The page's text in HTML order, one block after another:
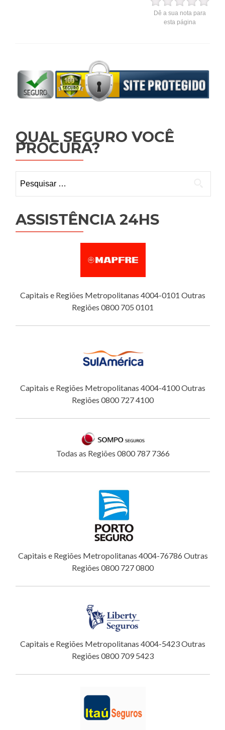
Dê a sua nota para
esta página
QUAL SEGURO VOCÊ
PROCURA?
por:
ASSISTÊNCIA 24HS
Capitais e Regiões Metropolitanas 4004-0101 Outras
Regiões 0800 705 0101
Capitais e Regiões Metropolitanas 4004-4100 Outras
Regiões 0800 727 4100
Todas as Regiões 0800 787 7366
Capitais e Regiões Metropolitanas 4004-76786 Outras
Regiões 0800 727 0800
Capitais e Regiões Metropolitanas 4004-5423 Outras
Regiões 0800 709 5423